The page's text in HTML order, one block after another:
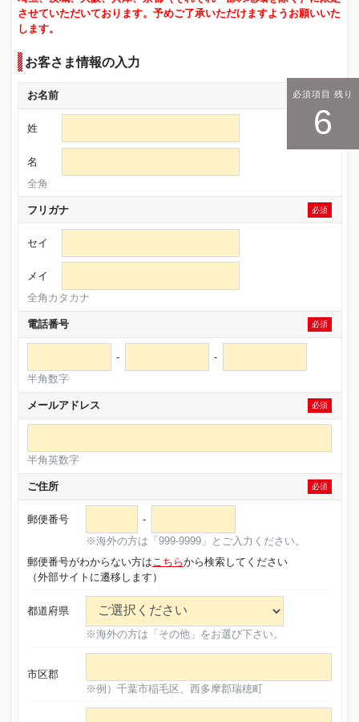
させていただいております。予めご了承いただけますようお願いいた
します。
お客さま情報の入力
お名前 必須
姓
名
全角
フリガナ 必須
セイ
メイ
全角カタカナ
電話番号 必須
-
-
半角数字
メールアドレス 必須
半角英数字
ご住所 必須
郵便番号
-
※海外の方は「999-9999」とご入力ください。
郵便番号がわからない方は こちらから検索してください
（外部サイトに遷移します）
都道府県
※海外の方は「その他」をお選び下さい。
市区郡
※例）千葉市稲毛区、西多摩郡瑞穂町
必須項目 残り
6